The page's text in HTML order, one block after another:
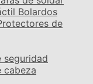
Bolardos
de
seguridad
cabeza